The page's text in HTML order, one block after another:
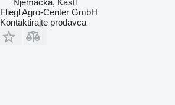
Njemačka, Kastl
Fliegl Agro-Center GmbH
Kontaktirajte prodavca